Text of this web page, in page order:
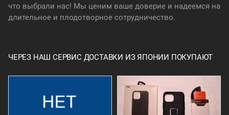
что выбрали нас! Мы ценим ваше доверие и надеемся на
длительное и плодотворное сотрудничество.
ЧЕРЕЗ НАШ СЕРВИС ДОСТАВКИ ИЗ ЯПОНИИ ПОКУПАЮТ